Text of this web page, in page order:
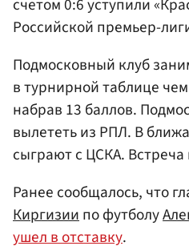
счетом 0:6 уступили
Российской премьер-
Подмосковный клуб
в турнирной таблице
набрав 13 баллов.
вылететь из РПЛ. В
сыграют с ЦСКА.
Ранее сообщалось, что
Киргизиипо футболу
ушел в отставку.